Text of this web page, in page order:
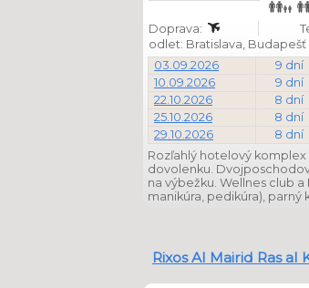
Doprava:
odlet: Bratislava, Budapešť
03.09.2026
9 dní
10.09.2026
9 dní
22.10.2026
8 dní
25.10.2026
8 dní
29.10.2026
8 dní
Rozľahlý hotelový
dovolenku.
na výbežku. Wellnes club
manikúra, pedikúra), parný
Rixos Al Mairid Ras al